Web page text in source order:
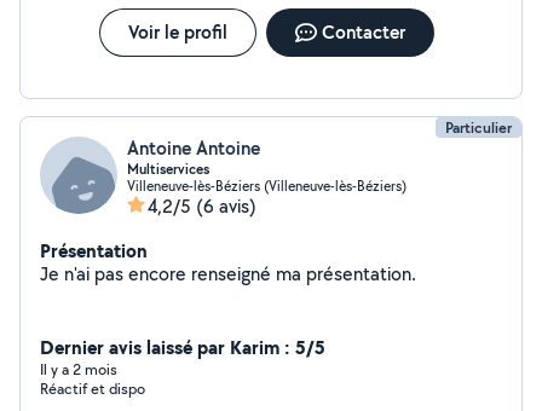
Voir le profil Contacter
Particulier
Antoine Antoine
Multiservices
Villeneuve-lès-Béziers (Villeneuve-lès-Béziers)
4,2/5 (6 avis)
Présentation
Je n'ai pas encore renseigné ma présentation.
Dernier avis laissé par Karim : 5/5
Il y a 2 mois
Réactif et dispo